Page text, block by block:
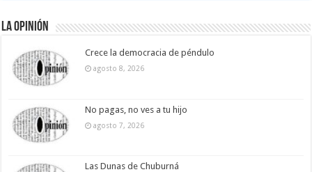
La Opinión
Crece la democracia de péndulo
agosto 8, 2026
No pagas, no ves a tu hijo
agosto 7, 2026
Las Dunas de Chuburná